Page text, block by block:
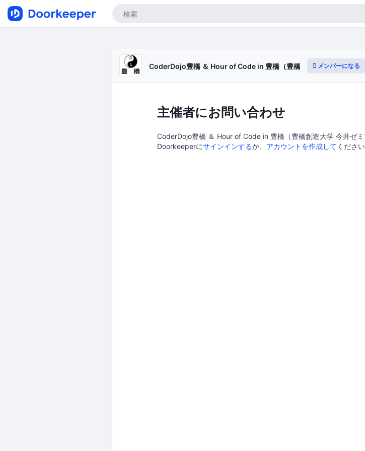
CoderDojo豊橋 ＆ Hour of Code in 豊橋（豊橋創造大学 今井ゼミ
メンバーになる
主催者にお問い合わせ
CoderDojo豊橋 ＆ Hour of Code in 豊橋（豊橋創造大学 今井ゼ
Doorkeeperにサインインするか、 アカウントを作成して ください